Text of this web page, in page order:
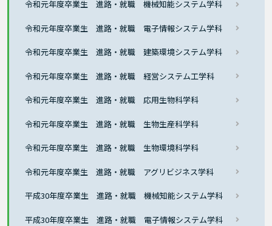
令和元年度卒業生 進路・就職 機械知能システム学科
令和元年度卒業生 進路・就職 電子情報システム学科
令和元年度卒業生 進路・就職 建築環境システム学科
令和元年度卒業生 進路・就職 経営システム工学科
令和元年度卒業生 進路・就職 応用生物科学科
令和元年度卒業生 進路・就職 生物生産科学科
令和元年度卒業生 進路・就職 生物環境科学科
令和元年度卒業生 進路・就職 アグリビジネス学科
平成30年度卒業生 進路・就職 機械知能システム学科
平成30年度卒業生 進路・就職 電子情報システム学科